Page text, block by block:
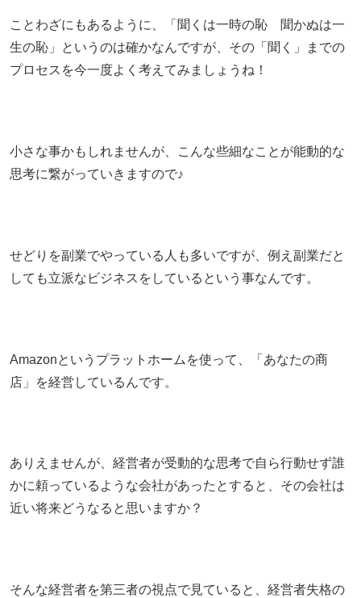
ことわざにもあるように、「聞くは一時の恥 聞かぬは一
生の恥」というのは確かなんですが、その「聞く」までの
プロセスを今一度よく考えてみましょうね！
小さな事かもしれませんが、こんな些細なことが能動的な
思考に繋がっていきますので♪
せどりを副業でやっている人も多いですが、例え副業だと
しても立派なビジネスをしているという事なんです。
Amazonというプラットホームを使って、「あなたの商
店」を経営しているんです。
ありえませんが、経営者が受動的な思考で自ら行動せず誰
かに頼っているような会社があったとすると、その会社は
近い将来どうなると思いますか？
そんな経営者を第三者の視点で見ていると、経営者失格の